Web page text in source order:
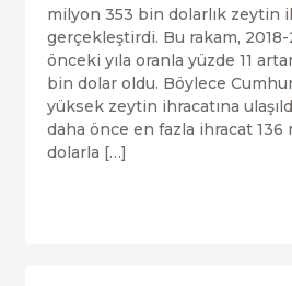
milyon 353 bin dolarlık zeytin
gerçekleştirdi. Bu rakam,
önceki yıla oranla yüzde 11
bin dolar oldu. Böylece
yüksek zeytin ihracatına
daha önce en fazla ihracat
dolarla […]